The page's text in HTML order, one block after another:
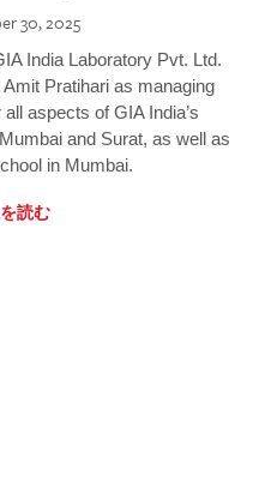
30, 2025
India Laboratory Pvt. Ltd.
Pratihari as managing
aspects of GIA India’s
and Surat, as well as
in Mumbai.
読む